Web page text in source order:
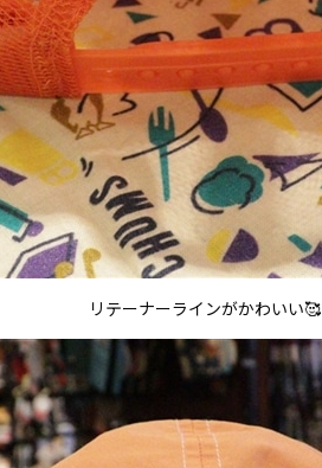
リテーナーラインがかわいい🥰